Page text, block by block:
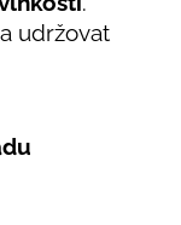
udržovat